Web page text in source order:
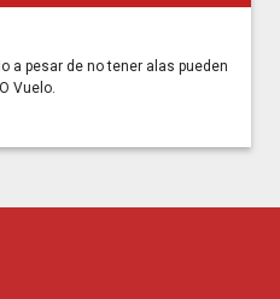
a pesar de no tener alas pueden
Vuelo.